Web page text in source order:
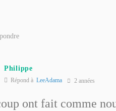
Philippe
Répond à LeeAdama 2 années
ont fait comme